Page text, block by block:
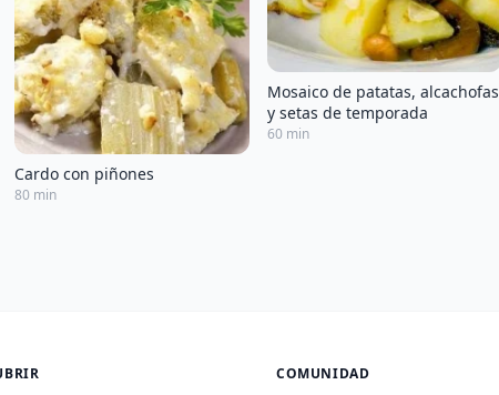
Cardo con piñones
80 min
Mosaico de patatas, alcachofas
y setas de temporada
60 min
COMUNIDAD